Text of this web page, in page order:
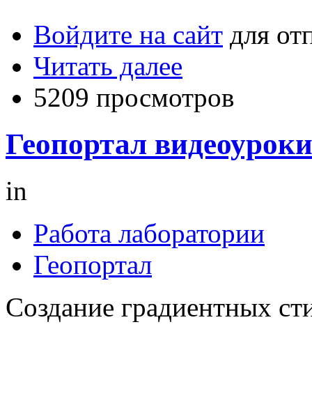
Войдите на сайт для
Читать далее
5209 просмотров
Геопортал видеоуроки
in
Работа лаборатории
Геопортал
Создание градиентных